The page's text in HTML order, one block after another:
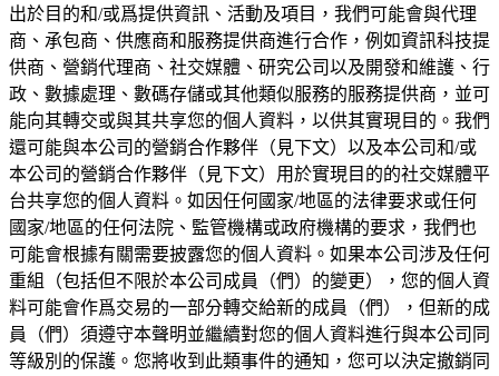
出於目的和/或爲提供資訊、活動及項目，我們可能會與代理
商、承包商、供應商和服務提供商進行合作，例如資訊科技提
供商、營銷代理商、社交媒體、研究公司以及開發和維護、行
政、數據處理、數碼存儲或其他類似服務的服務提供商，並可
能向其轉交或與其共享您的個人資料，以供其實現目的。我們
還可能與本公司的營銷合作夥伴（見下文）以及本公司和/或
本公司的營銷合作夥伴（見下文）用於實現目的的社交媒體平
台共享您的個人資料。如因任何國家/地區的法律要求或任何
國家/地區的任何法院、監管機構或政府機構的要求，我們也
可能會根據有關需要披露您的個人資料。如果本公司涉及任何
重組（包括但不限於本公司成員（們）的變更），您的個人資
料可能會作爲交易的一部分轉交給新的成員（們），但新的成
員（們）須遵守本聲明並繼續對您的個人資料進行與本公司同
等級別的保護。您將收到此類事件的通知，您可以決定撤銷同